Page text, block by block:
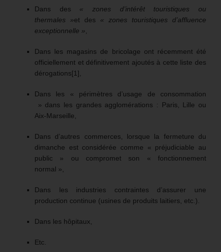
Dans des « zones d’intérêt touristiques ou
thermales »et des « zones touristiques d’affluence
exceptionnelle »
Dans les magasins de bricolage ont récemment été
officiellement et définitivement ajoutés à cette liste des
dérogations[1],
Dans les « périmètres d’usage de consommation
» dans les grandes agglomérations : Paris, Lille ou
Aix-Marseille,
Dans d’autres commerces, lorsque la fermeture du
dimanche est considérée comme « préjudiciable au
public » ou compromet son « fonctionnement
normal »,
Dans les industries contraintes d’assurer une
production continue (usines de produits laitiers, etc.).
Dans les hôpitaux,
Etc.